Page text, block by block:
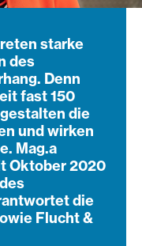
starke
des
Denn
fast 150
die
und wirken
Mag.a
Oktober 2020
die
Flucht &